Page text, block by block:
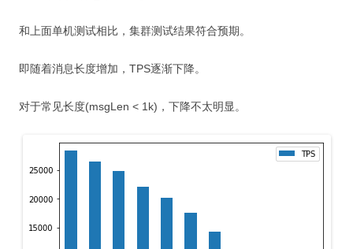
和上面单机测试相比，集群测试结果符合预期。
即随着消息长度增加，TPS逐渐下降。
对于常见长度(msgLen < 1k)，下降不太明显。